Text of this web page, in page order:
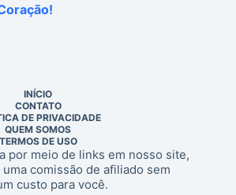
INÍCIO
CONTATO
DE PRIVACIDADE
QUEM SOMOS
TERMOS DE USO
por meio de links em nosso site,
comissão de afiliado sem
custo para você.